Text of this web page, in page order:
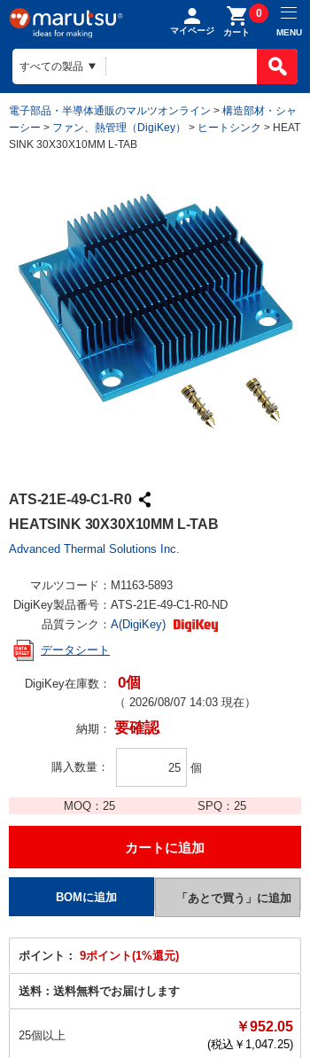
マイページ カート
0
MENU
電子部品・半導体通販のマルツオンライン > 構造部材・シャ
ーシー > ファン、熱管理（DigiKey） > ヒートシンク > HEAT
SINK 30X30X10MM L-TAB
ATS-21E-49-C1-R0
HEATSINK 30X30X10MM L-TAB
Advanced Thermal Solutions Inc.
マルツコード： M1163-5893
DigiKey製品番号： ATS-21E-49-C1-R0-ND
品質ランク： A(DigiKey)
データシート
DigiKey在庫数： 0個
（ 2026/08/07 14:03 現在）
納期： 要確認
購入数量 個
MOQ： 25 SPQ：25
ポイント： 9ポイント(1%還元)
送料： 送料無料でお届けします
25個以上
￥952.05
(税込￥ 1,047.25)